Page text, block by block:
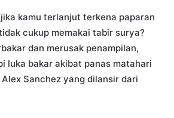
kamu terlanjut terkena paparan
cukup memakai tabir surya?
dan merusak penampilan,
luka bakar akibat panas matahari
Sanchez yang dilansir dari